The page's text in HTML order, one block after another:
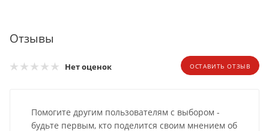
Отзывы
Нет оценок ОСТАВИТЬ ОТЗЫВ
Помогите другим пользователям с выбором -
будьте первым, кто поделится своим мнением об